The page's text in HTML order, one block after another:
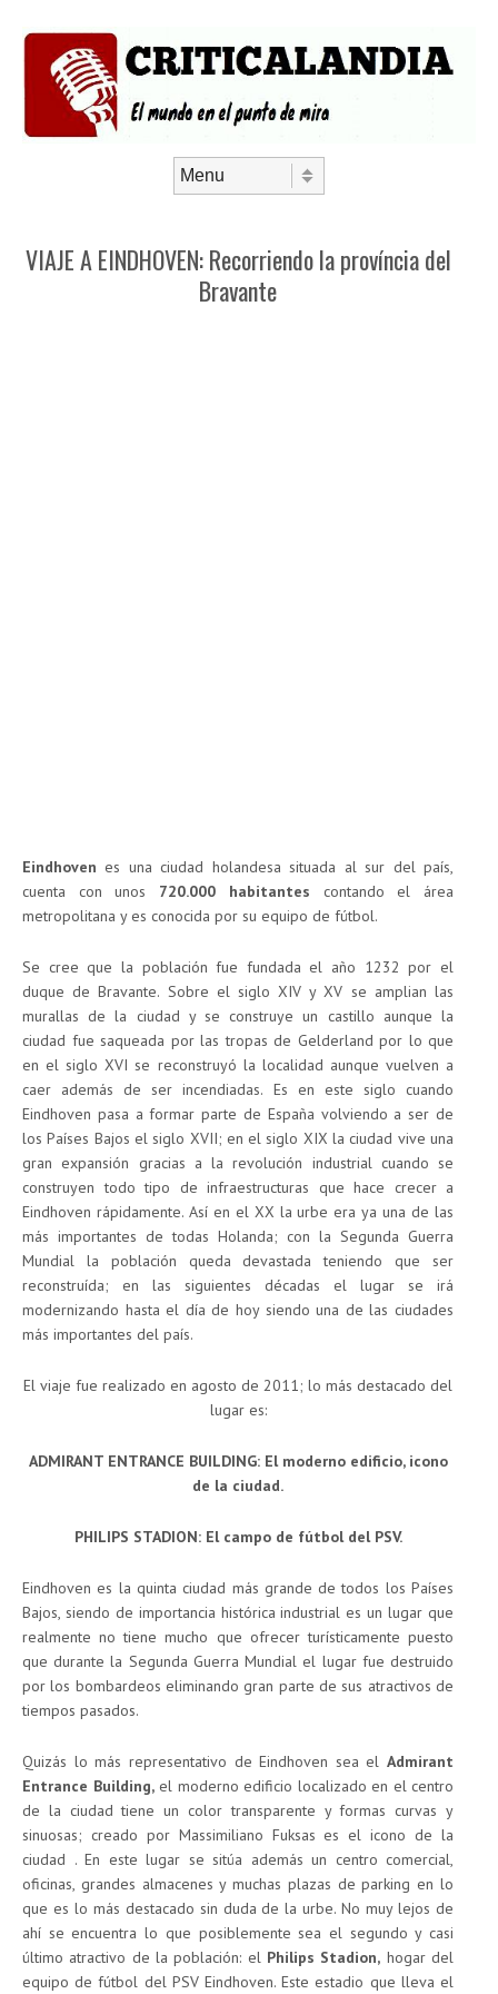
VIAJE A EINDHOVEN: Recorriendo la província del
Bravante
Eindhoven es una ciudad holandesa situada al sur del país,
cuenta con unos 720.000 habitantes contando el área
metropolitana y es conocida por su equipo de fútbol.
Se cree que la población fue fundada el año 1232 por el
duque de Bravante. Sobre el siglo XIV y XV se amplian las
murallas de la ciudad y se construye un castillo aunque la
ciudad fue saqueada por las tropas de Gelderland por lo que
en el siglo XVI se reconstruyó la localidad aunque vuelven a
caer además de ser incendiadas. Es en este siglo cuando
Eindhoven pasa a formar parte de España volviendo a ser de
los Países Bajos el siglo XVII; en el siglo XIX la ciudad vive una
gran expansión gracias a la revolución industrial cuando se
construyen todo tipo de infraestructuras que hace crecer a
Eindhoven rápidamente. Así en el XX la urbe era ya una de las
más importantes de todas Holanda; con la Segunda Guerra
Mundial la población queda devastada teniendo que ser
reconstruída; en las siguientes décadas el lugar se irá
modernizando hasta el día de hoy siendo una de las ciudades
más importantes del país.
El viaje fue realizado en agosto de 2011; lo más destacado del
lugar es:
ADMIRANT ENTRANCE BUILDING: El moderno edificio, icono
de la ciudad.
PHILIPS STADION: El campo de fútbol del PSV.
Eindhoven es la quinta ciudad más grande de todos los Países
Bajos, siendo de importancia histórica industrial es un lugar que
realmente no tiene mucho que ofrecer turísticamente puesto
que durante la Segunda Guerra Mundial el lugar fue destruido
por los bombardeos eliminando gran parte de sus atractivos de
tiempos pasados.
Quizás lo más representativo de Eindhoven sea el Admirant
Entrance Building,el moderno edificio localizado en el centro
de la ciudad tiene un color transparente y formas curvas y
sinuosas; creado por Massimiliano Fuksas es el icono de la
ciudad . En este lugar se sitúa además un centro comercial,
oficinas, grandes almacenes y muchas plazas de parking en lo
que es lo más destacado sin duda de la urbe. No muy lejos de
ahí se encuentra lo que posiblemente sea el segundo y casi
último atractivo de la población: el Philips Stadion, hogar del
equipo de fútbol del PSV Eindhoven. Este estadio que lleva el